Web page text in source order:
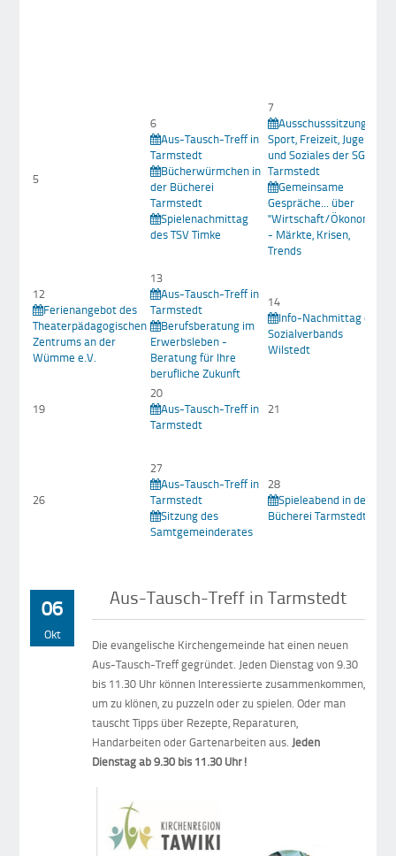
5
6
Aus-Tausch-Treff in
Tarmstedt
Bücherwürmchen in
der Bücherei
Tarmstedt
Spielenachmittag
des TSV Timke
7
Ausschusssitzung für
Sport, Freizeit, Jugend
und Soziales der SG
Tarmstedt
Gemeinsame
Gespräche... über
"Wirtschaft/Ökonomie
- Märkte, Krisen,
Trends
12
Ferienangebot des
Theaterpädagogischen
Zentrums an der
Wümme e.V.
13
Aus-Tausch-Treff in
Tarmstedt
Berufsberatung im
Erwerbsleben -
Beratung für Ihre
berufliche Zukunft
14
Info-Nachmittag des
Sozialverbands
Wilstedt
19
20
Aus-Tausch-Treff in
Tarmstedt
21
26
27
Aus-Tausch-Treff in
Tarmstedt
Sitzung des
Samtgemeinderates
28
Spieleabend in der
Bücherei Tarmstedt
06
Okt
Aus-Tausch-Treff in Tarmstedt
Die evangelische Kirchengemeinde hat einen neuen
Aus-Tausch-Treff gegründet. Jeden Dienstag von 9.30
bis 11.30 Uhr können Interessierte zusammenkommen,
um zu klönen, zu puzzeln oder zu spielen. Oder man
tauscht Tipps über Rezepte, Reparaturen,
Handarbeiten oder Gartenarbeiten aus.Jeden
Dienstag ab 9.30 bis 11.30 Uhr!